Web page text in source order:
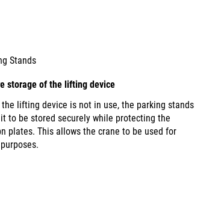
Stands
storage of the lifting device
the lifting device is not in use, the parking stands
to be stored securely while protecting the
plates. This allows the crane to be used for